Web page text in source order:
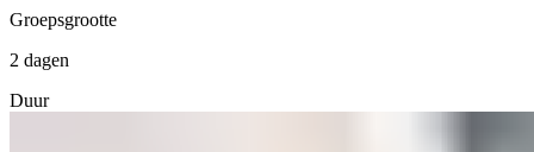
Groepsgrootte
2 dagen
Duur